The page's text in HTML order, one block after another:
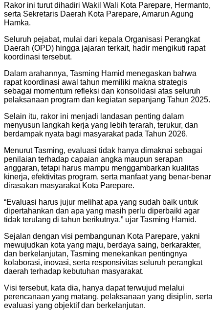
Rakor ini turut dihadiri Wakil Wali Kota Parepare, Hermanto,
serta Sekretaris Daerah Kota Parepare, Amarun Agung
Hamka.
Seluruh pejabat, mulai dari kepala Organisasi Perangkat
Daerah (OPD) hingga jajaran terkait, hadir mengikuti rapat
koordinasi tersebut.
Dalam arahannya, Tasming Hamid menegaskan bahwa
rapat koordinasi awal tahun memiliki makna strategis
sebagai momentum refleksi dan konsolidasi atas seluruh
pelaksanaan program dan kegiatan sepanjang Tahun 2025.
Selain itu, rakor ini menjadi landasan penting dalam
menyusun langkah kerja yang lebih terarah, terukur, dan
berdampak nyata bagi masyarakat pada Tahun 2026.
Menurut Tasming, evaluasi tidak hanya dimaknai sebagai
penilaian terhadap capaian angka maupun serapan
anggaran, tetapi harus mampu menggambarkan kualitas
kinerja, efektivitas program, serta manfaat yang benar-benar
dirasakan masyarakat Kota Parepare.
“Evaluasi harus jujur melihat apa yang sudah baik untuk
dipertahankan dan apa yang masih perlu diperbaiki agar
tidak terulang di tahun berikutnya,” ujar Tasming Hamid.
Sejalan dengan visi pembangunan Kota Parepare, yakni
mewujudkan kota yang maju, berdaya saing, berkarakter,
dan berkelanjutan, Tasming menekankan pentingnya
kolaborasi, inovasi, serta responsivitas seluruh perangkat
daerah terhadap kebutuhan masyarakat.
Visi tersebut, kata dia, hanya dapat terwujud melalui
perencanaan yang matang, pelaksanaan yang disiplin, serta
evaluasi yang objektif dan berkelanjutan.